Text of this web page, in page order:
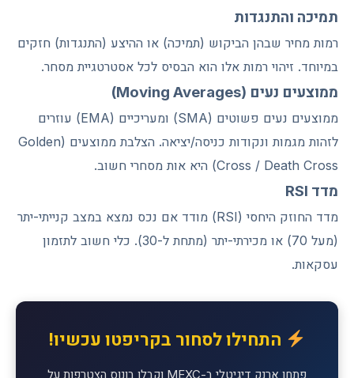
תמיכה והתנגדות
רמות מחיר שבהן הביקוש (תמיכה) או ההיצע (התנגדות) חזקים
במיוחד. זיהוי רמות אלו הוא הבסיס לכל אסטרטגיית מסחר.
ממוצעים נעים (Moving Averages)
ממוצעים נעים פשוטים (SMA) ומעריכיים (EMA) עוזרים
לזהות מגמות ונקודות כניסה/יציאה. הצלבת ממוצעים (Golden
Cross / Death Cross) היא אות מסחרי חשוב.
מדד RSI
מדד החוזק היחסי (RSI) מודד אם נכס נמצא במצב קנייתי-יתר
(מעל 70) או מכירתי-יתר (מתחת ל-30). כלי חשוב לתזמון
עסקאות.
התחילו לסחור בקריפטו עכשיו!
פתחו ארנק דיגיטלי ב-MEXC וקבלו בונוס הצטרפות על